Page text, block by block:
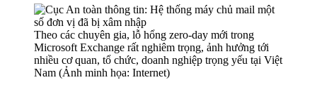
Theo các chuyên gia, lỗ hổng zero-day mới trong
Microsoft Exchange rất nghiêm trọng, ảnh hưởng tới
nhiều cơ quan, tổ chức, doanh nghiệp trọng yếu tại Việt
Nam (Ảnh minh họa: Internet)